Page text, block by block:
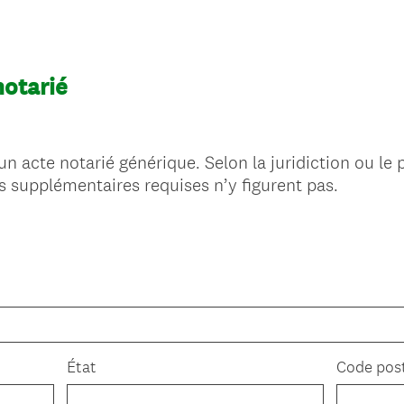
acte notarié générique. Selon la juridiction ou le
requises n’y figurent pas.
État Code